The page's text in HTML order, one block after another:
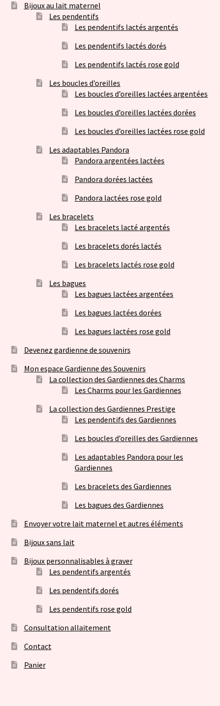
Bijoux au lait maternel
Les pendentifs
Les pendentifs lactés argentés
Les pendentifs lactés dorés
Les pendentifs lactés rose gold
Les boucles d’oreilles
Les boucles d’oreilles lactées argentées
Les boucles d’oreilles lactées dorées
Les boucles d’oreilles lactées rose gold
Les adaptables Pandora
Pandora argentées lactées
Pandora dorées lactées
Pandora lactées rose gold
Les bracelets
Les bracelets lacté argentés
Les bracelets dorés lactés
Les bracelets lactés rose gold
Les bagues
Les bagues lactées argentées
Les bagues lactées dorées
Les bagues lactées rose gold
Devenez gardienne de souvenirs
Mon espace Gardienne des Souvenirs
La collection des Gardiennes des Charms
Les Charms pour les Gardiennes
La collection des Gardiennes Prestige
Les pendentifs des Gardiennes
Les boucles d’oreilles des Gardiennes
Les adaptables Pandora pour les
Gardiennes
Les bracelets des Gardiennes
Les bagues des Gardiennes
Envoyer votre lait maternel et autres éléments
Bijoux sans lait
Bijoux personnalisables à graver
Les pendentifs argentés
Les pendentifs dorés
Les pendentifs rose gold
Consultation allaitement
Contact
Panier